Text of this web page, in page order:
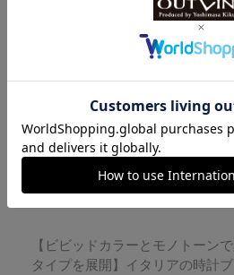
イスの高級時計】36mmケース
【『ブルーロック
チ】潔世一や糸師
ャラ別全7種
【ビビッドカラーとモノトーン
タイプを展開】イタリアの時計